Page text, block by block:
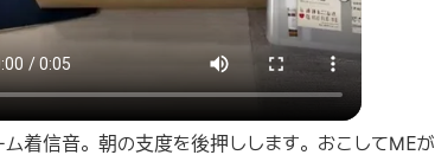
ム着信音。朝の支度を後押しします。おこして